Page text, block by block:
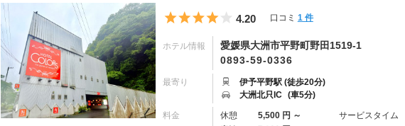
5つ星のうち4
4.20 口コミ 1 件
ホテル情報
愛媛県大洲市平野町野田1519-1
0893-59-0336
最寄り
伊予平野駅 (徒歩20分)
大洲北只IC (車5分)
料金 休憩 5,500 円 ～ サービスタイム